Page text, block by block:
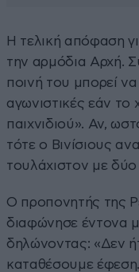
Η τελική απόφαση
την αρμόδια Αρχή.
ποινή του μπορεί
αγωνιστικές εάν το
παιχνιδιού». Αν,
τότε ο Βινίσιους
τουλάχιστον με
Ο προπονητής της
διαφώνησε έντονα
δηλώνοντας: «Δεν
καταθέσουμε